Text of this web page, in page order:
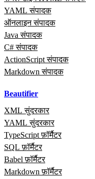
YAML संपादक
ऑनलाइन संपादक
Java संपादक
C# संपादक
ActionScript संपादक
Markdown संपादक
Beautifier
XML सुंदरकार
YAML सुंदरकार
TypeScript फ़ॉर्मैटर
SQL फ़ॉर्मैटर
Babel फ़ॉर्मैटर
Markdown फ़ॉर्मैटर